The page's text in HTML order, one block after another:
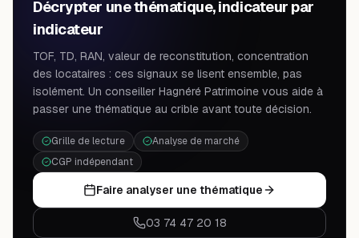
Décrypter une thématique, indicateur par
indicateur
TOF, TD, RAN, valeur de reconstitution, concentration
des locataires : ces signaux se lisent ensemble, pas
isolément. Un conseiller Hagnéré Patrimoine vous aide à
passer une thématique au crible avant toute décision.
Grille de lecture
Analyse de marché
CGP indépendant
Faire analyser une thématique
03 74 47 20 18